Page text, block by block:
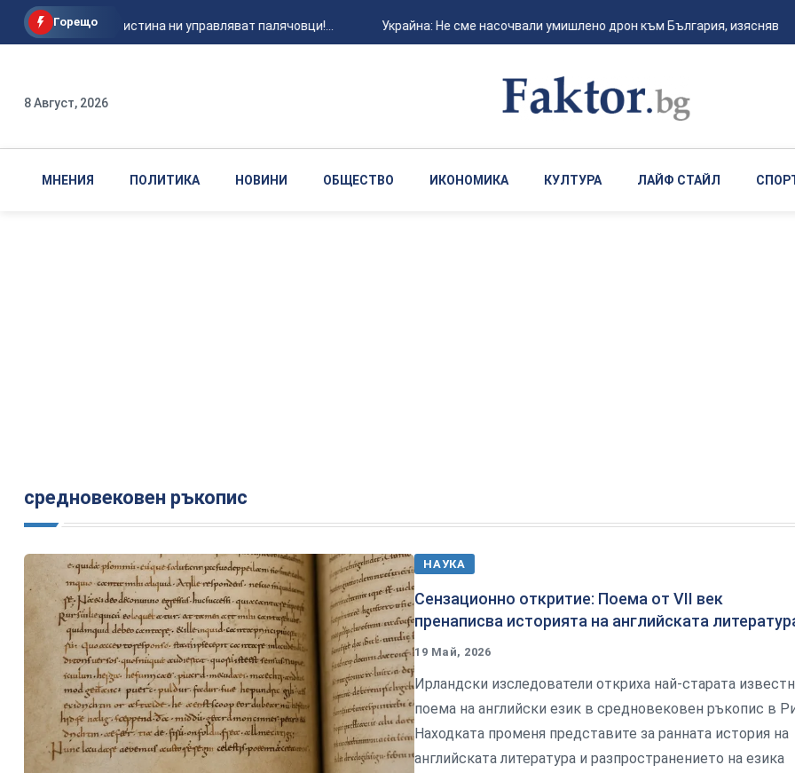
Горещо
Нинова: Наистина ни управляват палячовци!... Украйна: Не сме насочвали умишлено дрон към България, изясняваме
8 Август, 2026
МНЕНИЯ ПОЛИТИКА НОВИНИ ОБЩЕСТВО ИКОНОМИКА КУЛТУРА ЛАЙФ СТАЙЛ
средновековен ръкопис
НАУКА
Сензационно откритие: Поема от VII век
пренаписва историята на английската
19 Май, 2026
Ирландски изследователи откриха най-старата
поема на английски език в средновековен ръкопис в
Находката променя представите за ранната история на
английската литература и разпространението на езика